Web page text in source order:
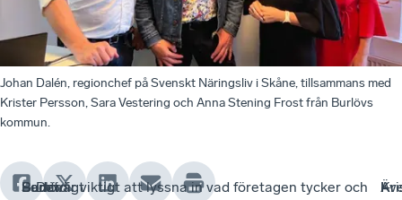
Johan Dalén, regionchef på Svenskt Näringsliv i Skåne, tillsammans med
Krister Persson, Sara Vestering och Anna Stening Frost från Burlövs
kommun.
Burlöv
Samtidigt
Sedan
– Det är viktigt att lyssna in vad företagen tycker och
–
I